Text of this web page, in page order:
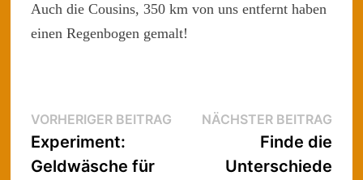
Auch die Cousins, 350 km von uns entfernt haben
einen Regenbogen gemalt!
Beitragsnavigation
VORHERIGER BEITRAGVorheriger
Experiment:
Geldwäsche für
NÄCHSTER BEITRAG
Finde die
Unterschiede